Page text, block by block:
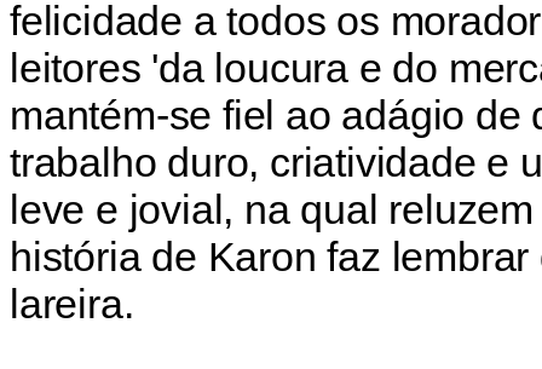
felicidade a todos os
leitores 'da loucura e do
mantém-se fiel ao adágio
trabalho duro, criatividade e
leve e jovial, na qual
história de Karon faz
lareira.